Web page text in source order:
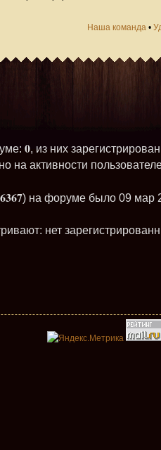
Наша команда •
0, из них
на активности
6367) на форуме было 09 мар
нет